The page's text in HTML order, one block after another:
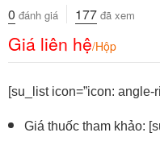
0 đánh giá 177 đã xem
Giá liên hệ/Hộp
[su_list icon=”icon: angle-
Giá thuốc tham khảo: